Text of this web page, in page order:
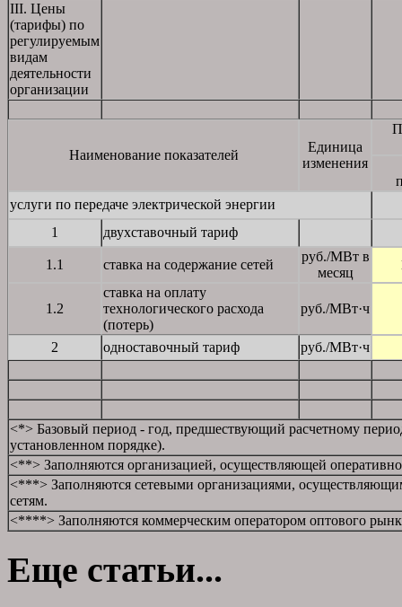
III. Цены
(тарифы) по
регулируемым
видам
деятельности
организации
Наименование показателей
Единица
изменения
услуги по передаче электрической энергии
1
двухставочный тариф
1.1 ставка на содержание сетей
руб./МВт в
месяц
1.2
ставка на оплату
технологического расхода
(потерь)
руб./МВт·ч
2 одноставочный тариф руб./МВт·ч
<*> Базовый период - год, предшествующий расчетному
установленном порядке).
<**> Заполняются организацией, осуществляющей
<***> Заполняются сетевыми организациями,
сетям.
<****> Заполняются коммерческим оператором оптового
Еще статьи...